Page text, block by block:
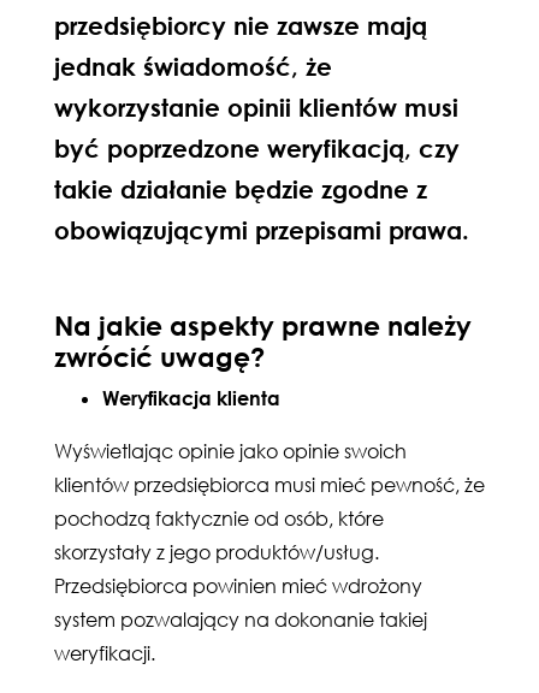
przedsiębiorcy nie zawsze mają
jednak świadomość, że
wykorzystanie opinii klientów musi
być poprzedzone weryfikacją, czy
takie działanie będzie zgodne z
obowiązującymi przepisami prawa.
Na jakie aspekty prawne należy
zwrócić uwagę?
Weryfikacja klienta
Wyświetlając opinie jako opinie swoich
klientów przedsiębiorca musi mieć pewność, że
pochodzą faktycznie od osób, które
skorzystały z jego produktów/usług.
Przedsiębiorca powinien mieć wdrożony
system pozwalający na dokonanie takiej
weryfikacji.